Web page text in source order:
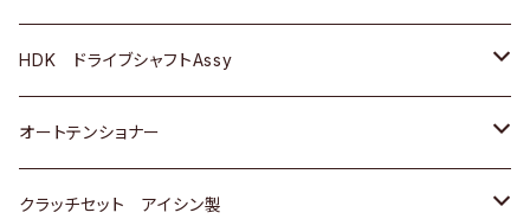
ＢＥＮＺ
スバル
三菱
スバル
マツダ
三菱
スバル
マツダ
三菱
スバル
日産
いすゞ
ダイハツ
ＢＭＷ
GOLF
ＷＡＧＥＮ
ＢＭＷ
ＷＡＧＥＮ
ＶＯＬＶＯ
トヨタ
ホンダ
スズキ
HDK ドライブシャフトAssy
スズキ
ダイハツ
オートテンショナー
トヨタ
クラッチセット アイシン製